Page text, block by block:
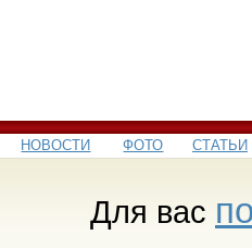
НОВОСТИ ФОТО СТАТЬИ
Для вас